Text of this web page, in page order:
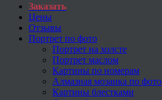
Заказать
Цены
Отзывы
Портрет по фото
Портрет на холсте
Портрет маслом
Картины по номерам
Алмазная мозаика по фото
Картины блестками